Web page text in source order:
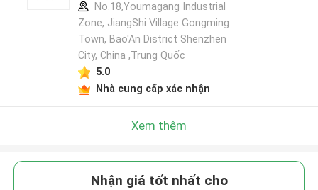
No.18,Youmagang Industrial
Zone, JiangShi Village Gongming
Town, Bao'An District Shenzhen
City, China ,Trung Quốc
5.0
Nhà cung cấp xác nhận
Xem thêm
Nhận giá tốt nhất cho